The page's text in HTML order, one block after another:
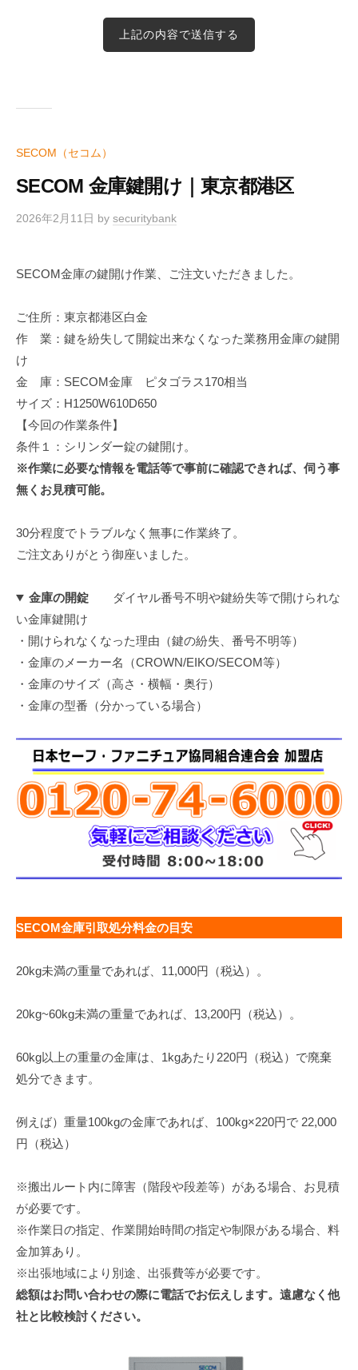
SECOM（セコム）
SECOM 金庫鍵開け｜東京都港区
2026年2月11日 by securitybank
SECOM金庫の鍵開け作業、ご注文いただきました。
ご住所：東京都港区白金
作 業：鍵を紛失して開錠出来なくなった業務用金庫の鍵開
け
金 庫：SECOM金庫 ピタゴラス170相当
サイズ：H1250W610D650
【今回の作業条件】
条件１：シリンダー錠の鍵開け。
※作業に必要な情報を電話等で事前に確認できれば、伺う事
無くお見積可能。
30分程度でトラブルなく無事に作業終了。
ご注文ありがとう御座いました。
金庫の開錠ダイヤル番号不明や鍵紛失等で開けられな
い金庫鍵開け
・開けられなくなった理由（鍵の紛失、番号不明等）
・金庫のメーカー名（CROWN/EIKO/SECOM等）
・金庫のサイズ（高さ・横幅・奥行）
・金庫の型番（分かっている場合）
SECOM金庫引取処分料金の目安
20kg未満の重量であれば、11,000円（税込）。
20kg~60kg未満の重量であれば、13,200円（税込）。
60kg以上の重量の金庫は、1kgあたり220円（税込）で廃棄
処分できます。
例えば）重量100kgの金庫であれば、100kg×220円で 22,000
円（税込）
※搬出ルート内に障害（階段や段差等）がある場合、お見積
が必要です。
※作業日の指定、作業開始時間の指定や制限がある場合、料
金加算あり。
※出張地域により別途、出張費等が必要です。
総額はお問い合わせの際に電話でお伝えします。遠慮なく他
社と比較検討ください。